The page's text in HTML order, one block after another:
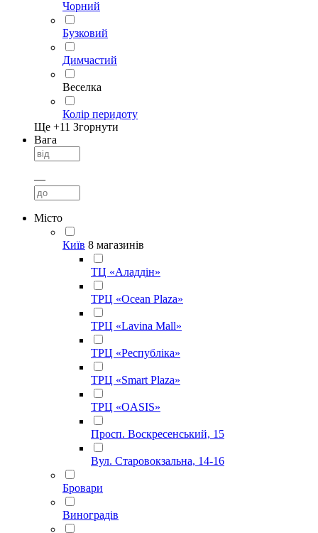
Чорний
Бузковий
Димчастий
Веселка
Колір перидоту
Ще +11 Згорнути
Вага
—
Місто
Київ 8 магазинів
ТЦ «Аладдін»
ТРЦ «Ocean Plaza»
ТРЦ «Lavina Mall»
ТРЦ «Республіка»
ТРЦ «Smart Plaza»
ТРЦ «OASIS»
Просп. Воскресенський, 15
Вул. Старовокзальна, 14-16
Бровари
Виноградів